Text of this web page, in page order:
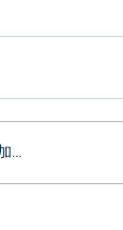
キのその後5
…